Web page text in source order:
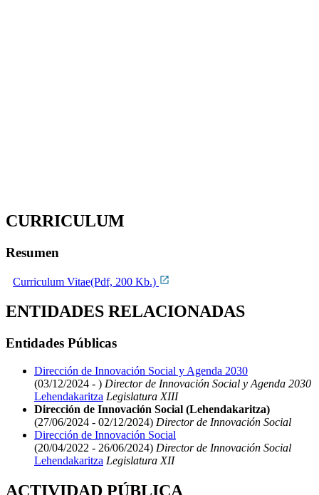
CURRICULUM
Resumen
Curriculum Vitae(Pdf, 200 Kb.)
ENTIDADES RELACIONADAS
Entidades Públicas
Dirección de Innovación Social y Agenda 2030
(03/12/2024 - ) Director de Innovación Social y Agenda 2030
Lehendakaritza Legislatura XIII
Dirección de Innovación Social (Lehendakaritza)
(27/06/2024 - 02/12/2024) Director de Innovación Social
Dirección de Innovación Social
(20/04/2022 - 26/06/2024) Director de Innovación Social
Lehendakaritza Legislatura XII
ACTIVIDAD PÚBLICA